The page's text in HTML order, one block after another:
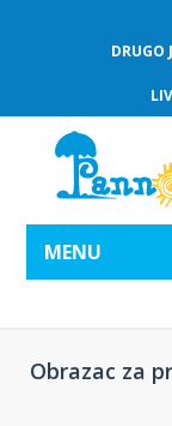
DRUGO
MENU
Obrazac za